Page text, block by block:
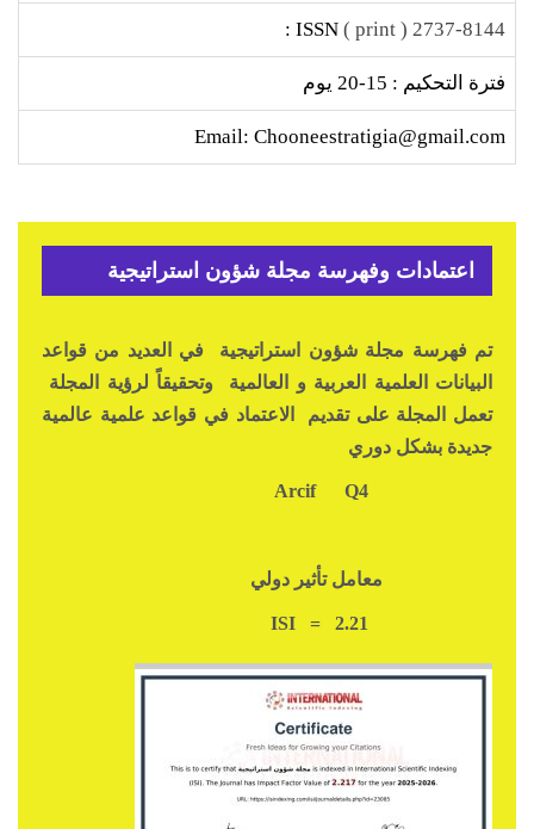
2737-8144 ( print )
فترة التحكيم : 15-20 يوم
Email: Chooneestratigia@gmail.com
اعتمادات وفهرسة مجلة شؤون استراتيجية
تم فهرسة مجلة شؤون استراتيجية في العديد من قواعد
البيانات العلمية العربية و العالمية وتحقيقاً لرؤية المجلة
تعمل المجلة على تقديم الاعتماد في قواعد علمية عالمية
جديدة بشكل دوري
Q4
معامل تأثير دولي